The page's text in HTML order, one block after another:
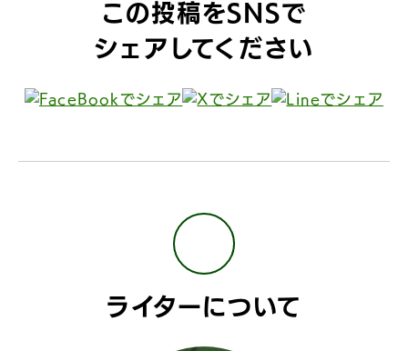
この投稿をSNSで
シェアしてください
ライターについて